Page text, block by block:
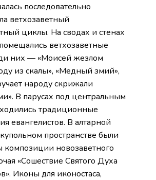
последовательно
ветхозаветный
циклы. На сводах и стенах
ветхозаветные
них — «Моисей жезлом
из скалы», «Медный змий»,
народу скрижали
В парусах под центральным
традиционные
евангелистов. В алтарной
пространстве были
новозаветного
«Сошествие Святого Духа
Иконы для иконостаса,